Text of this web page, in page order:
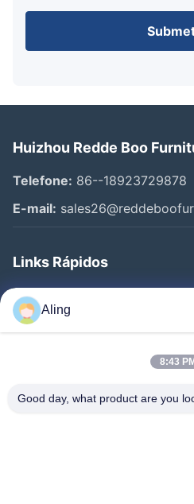
Huizhou Redde Boo
Telefone: 86--18923729878
E-mail:
Links Rápidos
Casa
Produtos
Fábrica
Aling
8:43 PM
Good day, what product are you